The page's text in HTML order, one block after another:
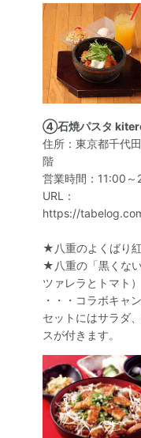
④石焼パスタ
住所：東京都千代
階
営業時間：11:00～
URL：
https://
★八重のよくばり
★八重の「黒くな
ツァレラとトマト
・・・コラボキャ
セットにはサラダ
スが付きます。